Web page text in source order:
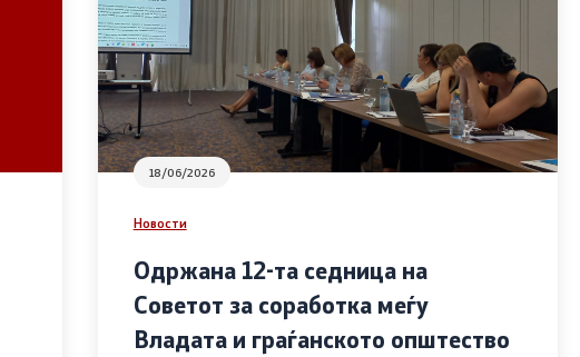
18/06/2026
Новости
Одржана 12-та седница на
Советот за соработка меѓу
Владата и граѓанското општество